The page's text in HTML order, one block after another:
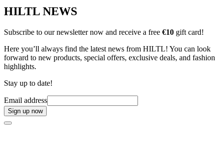
HILTL NEWS
Subscribe to our newsletter now and receive a free €10 gift card!
Here you’ll always find the latest news from HILTL! You can look
forward to new products, special offers, exclusive deals, and fashion
highlights.
Stay up to date!
Email address
Sign up now